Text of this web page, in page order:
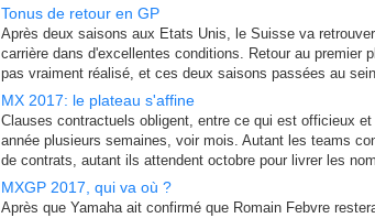
Tonus de retour en GP
Après deux saisons aux Etats Unis, le Suisse va
carrière dans d'excellentes conditions. Retour au premier
pas vraiment réalisé, et ces deux saisons passées au
MX 2017: le plateau s'affine
Clauses contractuels obligent, entre ce qui est officieux
année plusieurs semaines, voir mois. Autant les teams
de contrats, autant ils attendent octobre pour livrer les
MXGP 2017, qui va où ?
Après que Yamaha ait confirmé que Romain Febvre